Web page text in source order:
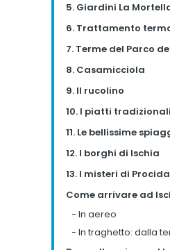
5. Giardini La
6. Trattamento
7. Terme del Parco
8. Casamicciola
9. Il rucolino
10. I piatti tradizionali
11. Le bellissime
12. I borghi di Ischia
13. I misteri di Procida
Come arrivare ad
- In aereo
- In traghetto: dalla